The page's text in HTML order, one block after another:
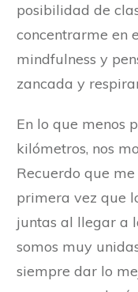
posibilidad de
concentrarme en
mindfulness y
zancada y
En lo que menos
kilómetros, nos
Recuerdo que
primera vez que
juntas al llegar a
somos muy
siempre dar lo